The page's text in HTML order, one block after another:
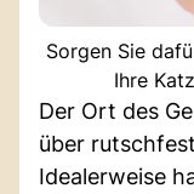
Sorgen Sie
Ihre
Der Ort des
über
Idealerweise